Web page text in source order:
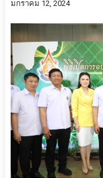
มกราคม 12, 2024